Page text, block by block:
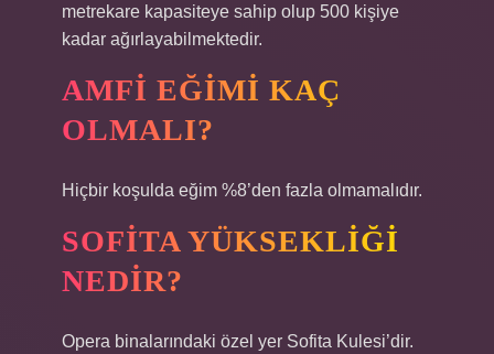
metrekare kapasiteye sahip olup 500 kişiye
kadar ağırlayabilmektedir.
AMFI EĞIMI KAÇ
OLMALI?
Hiçbir koşulda eğim %8’den fazla olmamalıdır.
SOFITA YÜKSEKLIĞI
NEDIR?
Opera binalarındaki özel yer Sofita Kulesi’dir.